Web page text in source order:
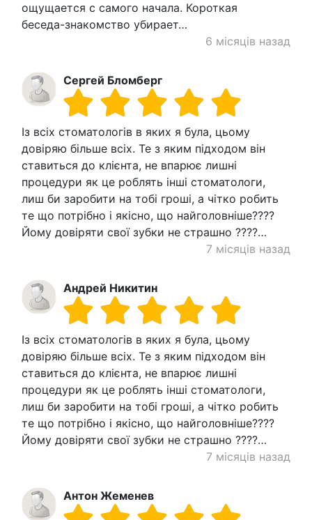
ощущается с самого начала. Короткая
беседа-знакомство убирает…
6 місяців назад
Сергей Бломберг
Із всіх стоматологів в яких я була, цьому
довіряю більше всіх. Те з яким підходом він
ставиться до клієнта, не впарює лишні
процедури як це роблять інші стоматологи,
лиш би заробити на тобі гроші, а чітко робить
те що потрібно і якісно, що найголовніше????
Йому довіряти свої зубки не страшно ????…
7 місяців назад
Андрей Никитин
Із всіх стоматологів в яких я була, цьому
довіряю більше всіх. Те з яким підходом він
ставиться до клієнта, не впарює лишні
процедури як це роблять інші стоматологи,
лиш би заробити на тобі гроші, а чітко робить
те що потрібно і якісно, що найголовніше????
Йому довіряти свої зубки не страшно ????…
7 місяців назад
Антон Жеменев